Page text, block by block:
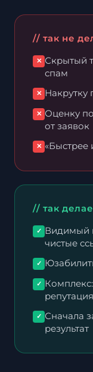
// так не
✕ Скрытый
спам
✕ Накрутку
✕ Оценку
от заявок
✕ «Быстрее
// так
✓ Видимый
чистые
✓
✓ Комплекс:
репутация
✓ Сначала
результат